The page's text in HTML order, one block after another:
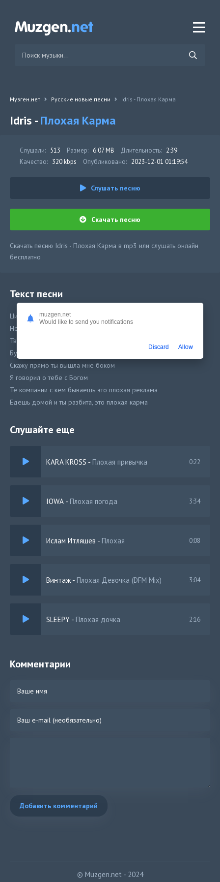
Музген.нет Русские новые песни Idris - Плохая Карма
Idris -Плохая Карма
Слушали: 513 Размер: 6.07 MB Длительность: 2:39
Качество: 320 kbps Опубликовано: 2023-12-01 01:19:54
Слушать песню
Скачать песню
Скачать песню Idris - Плохая Карма в mp3 или слушать онлайн
бесплатно
Текст песни
Цитаты у тебя под фото
Не соответствуют тому, кто ты
Твои клятвы живут только квотер
Буду краток, я был уже кроток Я давно не любил никого так
Скажу прямо ты вышла мне боком
Я говорил о тебе с Богом
Те компании с кем бываешь это плохая реклама
Едешь домой и ты разбита, это плохая карма
Слушайте еще
KARA KROSS - Плохая привычка 0:22
IOWA - Плохая погода 3:34
Ислам Итляшев - Плохая 0:08
Винтаж - Плохая Девочка (DFM Mix) 3:04
SLEEPY - Плохая дочка 2:16
Комментарии
Добавить комментарий
© Muzgen.net - 2024
muzgen.net
Would like to send you notifications
Discard Allow